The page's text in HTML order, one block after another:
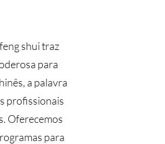
shui traz
para
a palavra
profissionais
Oferecemos
para